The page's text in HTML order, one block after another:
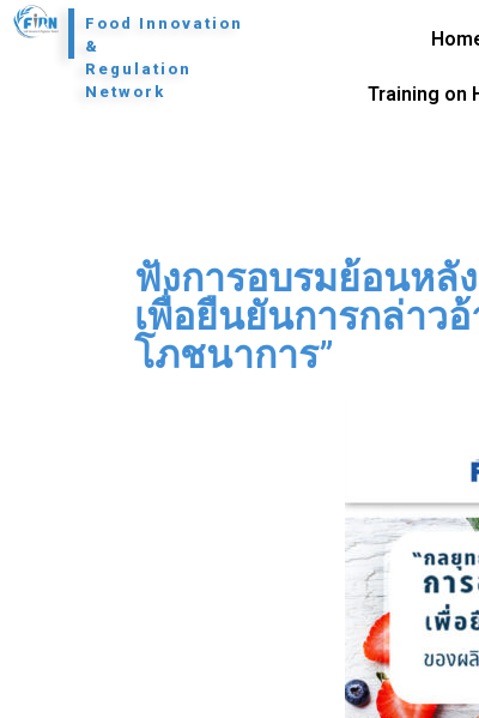
Food Innovation
&
Regulation
Network
l
Training on
ฟังการอบรมย้อนหลั
เพื่อยืนยันการกล่าว
โภชนาการ”